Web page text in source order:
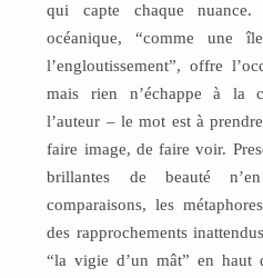
qui capte chaque
océanique, “comme une
l’engloutissement”, offre
mais rien n’échappe à la
l’auteur – le mot est à
faire image, de faire voir.
brillantes de beauté
comparaisons, les
des rapprochements
“la vigie d’un mât” en haut